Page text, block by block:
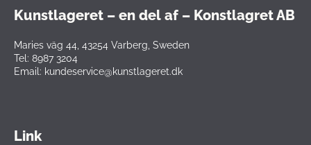
Kunstlageret – en del af – Konstlagret AB
Maries väg 44, 43254 Varberg, Sweden
Tel: 8987 3204
Email: kundeservice@kunstlageret.dk
Link